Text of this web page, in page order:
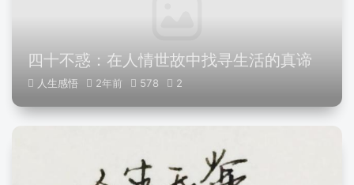
四十不惑：在人情世故中找寻生活的真谛
人生感悟 2年前 578 2